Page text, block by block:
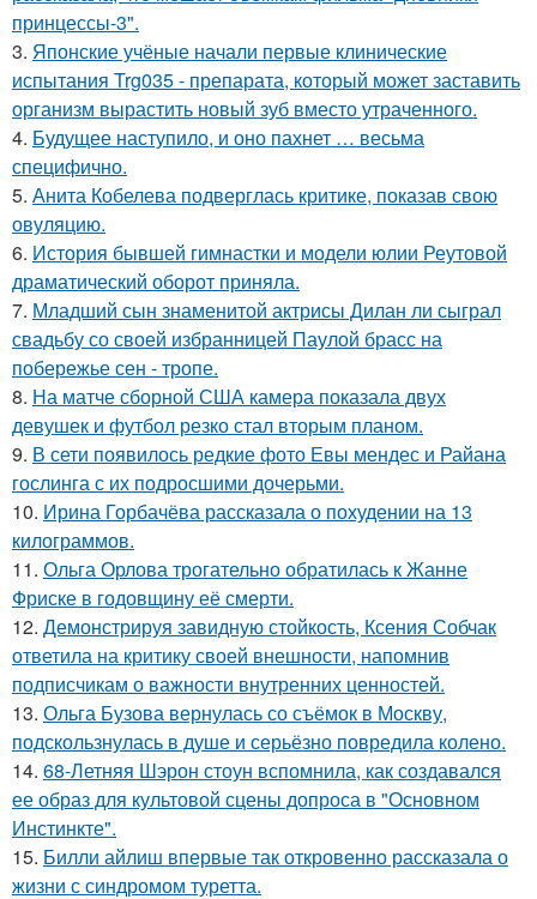
принцессы-3".
3. Японские учёные начали первые клинические
испытания Trg035 - препарата, который может заставить
организм вырастить новый зуб вместо утраченного.
4. Будущее наступило, и оно пахнет … весьма
специфично.
5. Анита Кобелева подверглась критике, показав свою
овуляцию.
6. История бывшей гимнастки и модели юлии Реутовой
драматический оборот приняла.
7. Младший сын знаменитой актрисы Дилан ли сыграл
свадьбу со своей избранницей Паулой брасс на
побережье сен - тропе.
8. На матче сборной США камера показала двух
девушек и футбол резко стал вторым планом.
9. В сети появилось редкие фото Евы мендес и Райана
гослинга с их подросшими дочерьми.
10. Ирина Горбачёва рассказала о похудении на 13
килограммов.
11. Ольга Орлова трогательно обратилась к Жанне
Фриске в годовщину её смерти.
12. Демонстрируя завидную стойкость, Ксения Собчак
ответила на критику своей внешности, напомнив
подписчикам о важности внутренних ценностей.
13. Ольга Бузова вернулась со съёмок в Москву,
подскользнулась в душе и серьёзно повредила колено.
14. 68-Летняя Шэрон стоун вспомнила, как создавался
ее образ для культовой сцены допроса в "Основном
Инстинкте".
15. Билли айлиш впервые так откровенно рассказала о
жизни с синдромом туретта.